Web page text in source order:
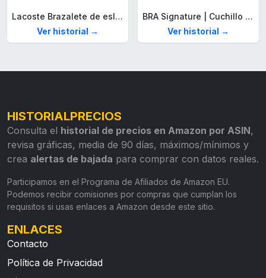
Lacoste Brazalete de eslabón para Hombre Colección STENCIL de Acero inoxidable
Ver historial →
BRA Signature | Cuchillo tomatero 120 mm, Acero Inoxidable alemán forjado con Molibdeno Vanadio, Mango Remachado ABS, Diseño Ergonómico, Hoja 1,6 mm espesor
Ver historial →
HISTORIALPRECIOS
Consulta el historial de precios en Amazon por ASIN,
revisa gráficas, media de 90 días, máximos/mínimos y
crea alertas de bajada para comprar con datos reales.
Participamos en el Programa de Afiliados de Amazon EU.
Podemos recibir comisiones por compras que cumplan los
requisitos si usas enlaces a Amazon desde este sitio.
ENLACES
Contacto
Política de Privacidad